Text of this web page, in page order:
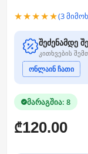
★★★★★(3
შეძენამდე
კითხვების
ონლაინ ჩათი
მარაგშია: 8
₾120.00